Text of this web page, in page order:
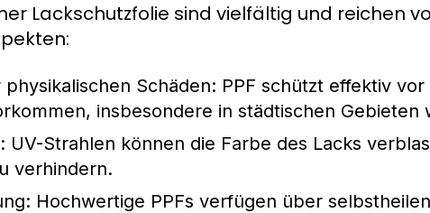
Lackschutzfolie sind vielfältig und reichen
Schäden: PPF schützt effektiv
insbesondere in städtischen Gebieten
UV-Strahlen können die Farbe des Lacks
verhindern.
Hochwertige PPFs verfügen über